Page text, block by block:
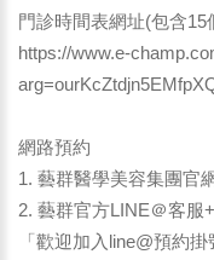
門診時間表網址(包含15
https://www.e-
網路預約
1. 藝群醫學美容集團官
2. 藝群官方LINE＠客服
「歡迎加入line@預約